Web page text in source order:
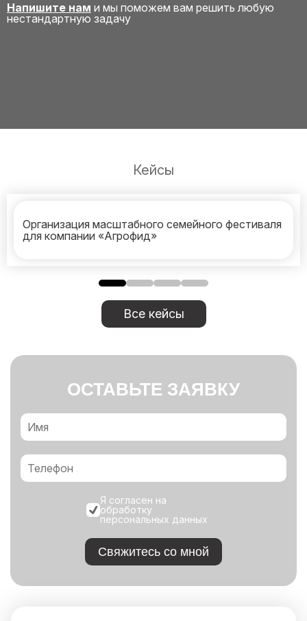
Напишите нам и мы поможем вам решить любую
нестандартную задачу
Кейсы
Организация масштабного семейного фестиваля
для компании «Агрофид»
Все кейсы
ОСТАВЬТЕ ЗАЯВКУ
Я согласен на
обработку
персональных данных
Свяжитесь со мной